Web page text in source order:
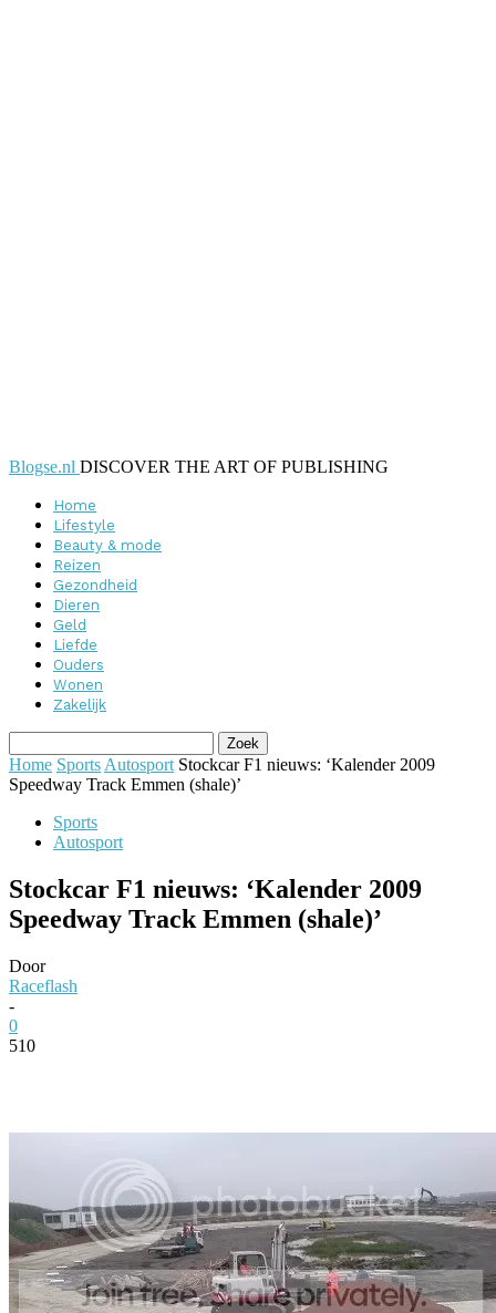
Blogse.nl DISCOVER THE ART OF PUBLISHING
Home
Lifestyle
Beauty & mode
Reizen
Gezondheid
Dieren
Geld
Liefde
Ouders
Wonen
Zakelijk
Home Sports Autosport Stockcar F1 nieuws: ‘Kalender 2009
Speedway Track Emmen (shale)’
Sports
Autosport
Stockcar F1 nieuws: ‘Kalender 2009
Speedway Track Emmen (shale)’
Door
Raceflash
-
0
510